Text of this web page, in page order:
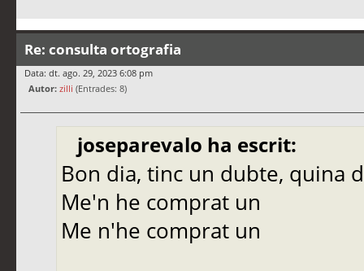
Re: consulta ortografia
Data: dt. ago. 29, 2023 6:08 pm
Autor: zilli (Entrades: 8)
joseparevalo ha escrit:
Bon dia, tinc un dubte, quina
Me'n he comprat un
Me n'he comprat un